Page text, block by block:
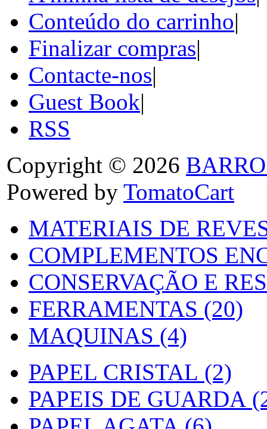
Conteúdo do carrinho|
Finalizar compras|
Contacte-nos|
Guest Book|
RSS
Copyright © 2026
Powered by TomatoCart
MATERIAIS DE
COMPLEMENTOS
CONSERVAÇÃO E
FERRAMENTAS (20)
MAQUINAS (4)
PAPEL CRISTAL (2)
PAPEIS DE GUARDA